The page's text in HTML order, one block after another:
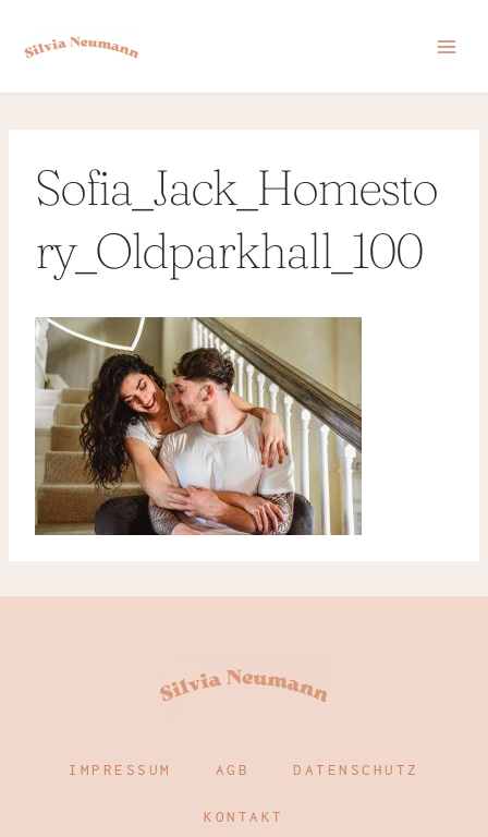
Inhalt
Sofia_Jack_Homesto
ry_Oldparkhall_100
IMPRESSUM AGB DATENSCHUTZ
KONTAKT